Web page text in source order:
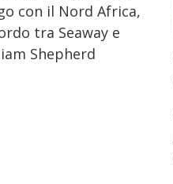
con il Nord Africa,
tra Seaway e
Shepherd